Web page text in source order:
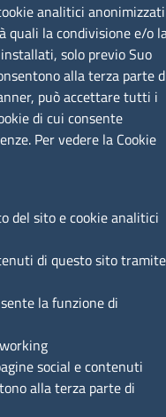
Servizio Nuove Imprese
analitici
quali la condivisione e/o
solo previo Suo
alla terza parte
può accettare tutti i
di cui consente
Per vedere la Cookie
del sito e cookie analitici
di questo sito tramite
la funzione di
social e contenuti
alla terza parte di